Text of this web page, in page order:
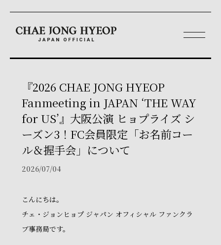
『2026 CHAE JONG HYEOP
Fanmeeting in JAPAN ‘THE WAY
for US’』大阪公演 ヒョプライズ シ
ーズン3！FC会員限定「お名前コー
ル＆握手会」について
2026/07/04
こんにちは。
チェ・ジョンヒョプ ジャパン オフィシャル ファンクラ
ブ事務局です。